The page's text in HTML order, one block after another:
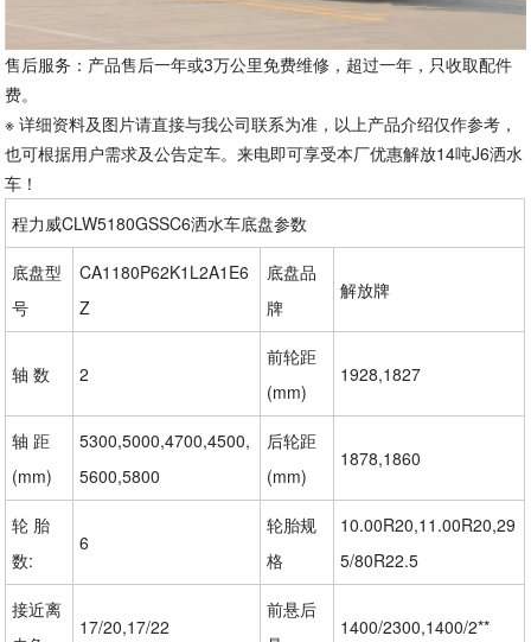
售后服务：产品售后一年或3万公里免费维修，超过一年，只收取配件
费。
※ 详细资料及图片请直接与我公司联系为准，以上产品介绍仅作参考，
也可根据用户需求及公告定车。来电即可享受本厂优惠解放14吨J6洒水
车！
程力威CLW5180GSSC6洒水车底盘参数
底盘型
号
CA1180P62K1L2A1E6
Z
底盘品
牌
解放牌
轴 数 2
前轮距
(mm)
1928,1827
轴 距
(mm)
5300,5000,4700,4500,
5600,5800
后轮距
(mm)
1878,1860
轮 胎
数:
6
轮胎规
格
10.00R20,11.00R20,29
5/80R22.5
接近离
17/20,17/22
前悬后
1400/2300,1400/2**